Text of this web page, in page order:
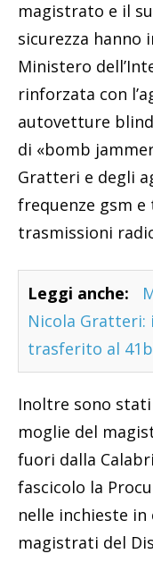
magistrato e il
sicurezza
Ministero
rinforzata con
autovetture
di «bomb
Gratteri e degli
frequenze gsm
trasmissioni
Leggi anche:
Nicola Gratteri:
trasferito al
Inoltre sono
moglie del
fuori dalla
fascicolo la
nelle inchieste
magistrati del